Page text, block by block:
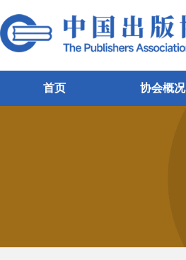
首页 协会概况